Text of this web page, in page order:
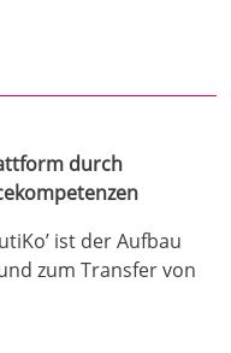
durch
ist der Aufbau
zum Transfer von